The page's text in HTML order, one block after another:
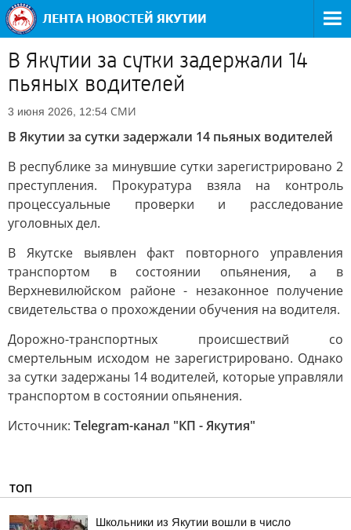
В Якутии за сутки задержали 14
пьяных водителей
3 июня 2026, 12:54 СМИ
В Якутии за сутки задержали 14 пьяных водителей
В республике за минувшие сутки зарегистрировано 2
преступления. Прокуратура взяла на контроль
процессуальные проверки и расследование
уголовных дел.
В Якутске выявлен факт повторного управления
транспортом в состоянии опьянения, а в
Верхневилюйском районе - незаконное получение
свидетельства о прохождении обучения на водителя.
Дорожно-транспортных происшествий со
смертельным исходом не зарегистрировано. Однако
за сутки задержаны 14 водителей, которые управляли
транспортом в состоянии опьянения.
Источник: Telegram-канал "КП - Якутия"
ТОП
Школьники из Якутии вошли в число